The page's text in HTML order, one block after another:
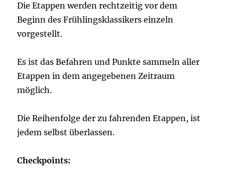
Die Etappen werden rechtzeitig vor dem
Beginn des Frühlingsklassikers einzeln
vorgestellt.
Es ist das Befahren und Punkte sammeln aller
Etappen in dem angegebenen Zeitraum
möglich.
Die Reihenfolge der zu fahrenden Etappen, ist
jedem selbst überlassen.
Checkpoints: